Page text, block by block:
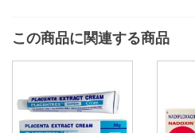
この商品に関連する商品